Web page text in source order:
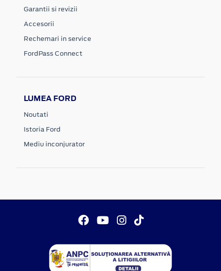
Garantii si revizii
Accesorii
Rechemari in service
FordPass Connect
LUMEA FORD
Noutati
Istoria Ford
Mediu inconjurator